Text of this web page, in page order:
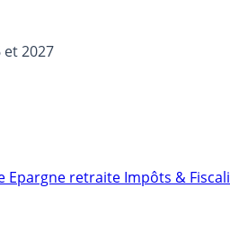
et 2027
Epargne retraite Impôts &